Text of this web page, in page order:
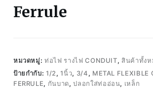
Ferrule
หมวดหมู่:ท่อไฟ รางไฟ CONDUIT, สินค้าทั้งห
ป้ายกำกับ:1/2,1นิ้ว, 3/4, METAL FLEXIBLE
FERRULE, กันบาด,ปลอกใส่ท่ออ่อน, เหล็ก